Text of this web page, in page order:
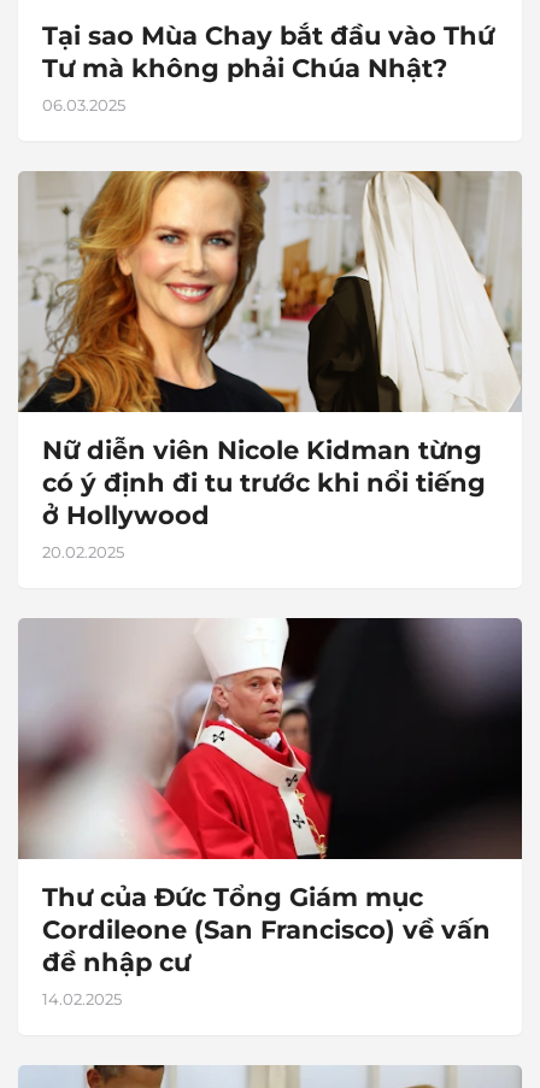
Tại sao Mùa Chay bắt đầu vào Thứ
Tư mà không phải Chúa Nhật?
06.03.2025
Nữ diễn viên Nicole Kidman từng
có ý định đi tu trước khi nổi tiếng
ở Hollywood
20.02.2025
Thư của Đức Tổng Giám mục
Cordileone (San Francisco) về vấn
đề nhập cư
14.02.2025